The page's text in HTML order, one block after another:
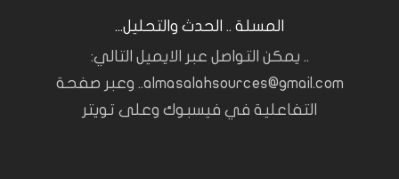
المسلة .. الحدث والتحليل...
.. يمكن التواصل عبر الايميل التالي:
almasalahsources@gmail.com.. وعبر صفحة
التفاعلية في فيسبوك وعلى تويتر